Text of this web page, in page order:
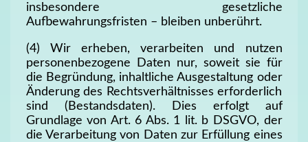
insbesondere gesetzliche
Aufbewahrungsfristen – bleiben unberührt.
(4) Wir erheben, verarbeiten und nutzen
personenbezogene Daten nur, soweit sie für
die Begründung, inhaltliche Ausgestaltung oder
Änderung des Rechtsverhältnisses erforderlich
sind (Bestandsdaten). Dies erfolgt auf
Grundlage von Art. 6 Abs. 1 lit. b DSGVO, der
die Verarbeitung von Daten zur Erfüllung eines